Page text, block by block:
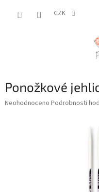
CZK
Ponožkové
Průměrné
Neohodnoceno Podrobnosti